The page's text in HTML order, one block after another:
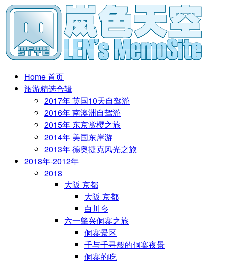
Home 首页
旅游精选合辑
2017年 英国10天自驾游
2016年 南澳洲自驾游
2015年 东京赏樱之旅
2014年 美国东岸游
2013年 德奥捷克风光之旅
2018年-2012年
2018
大阪 京都
大阪 京都
白川乡
六一肇兴侗寨之旅
侗寨景区
千与千寻般的侗寨夜景
侗寨的吃